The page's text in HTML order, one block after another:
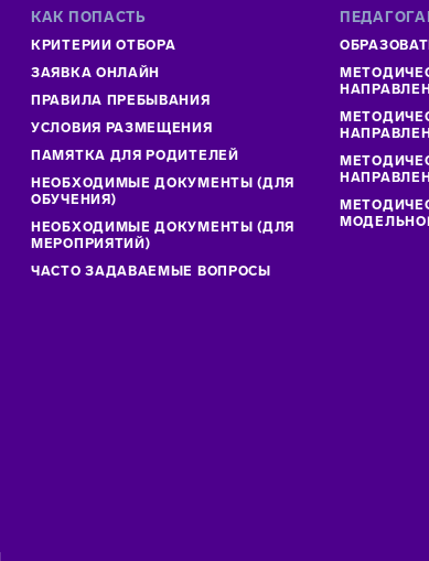
КАК ПОПАСТЬ
КРИТЕРИИ ОТБОРА
ЗАЯВКА ОНЛАЙН
ПРАВИЛА ПРЕБЫВАНИЯ
УСЛОВИЯ РАЗМЕЩЕНИЯ
ПАМЯТКА ДЛЯ РОДИТЕЛЕЙ
НЕОБХОДИМЫЕ ДОКУМЕНТЫ (ДЛЯ
ОБУЧЕНИЯ)
НЕОБХОДИМЫЕ ДОКУМЕНТЫ (ДЛЯ
МЕРОПРИЯТИЙ)
ЧАСТО ЗАДАВАЕМЫЕ ВОПРОСЫ